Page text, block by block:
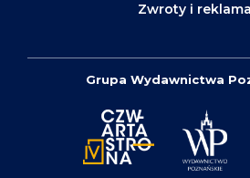
Zwroty i
Grupa Wydawnictwa